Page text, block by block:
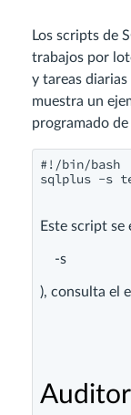
Los scripts de
trabajos por
y tareas
muestra un
programado
#!/bin/bash
sqlplus -s
Este script se
-s
), consulta el